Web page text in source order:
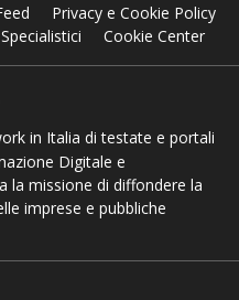
Privacy e Cookie Policy
Cookie Center
in Italia di testate e portali
Digitale e
la missione di diffondere la
imprese e pubbliche